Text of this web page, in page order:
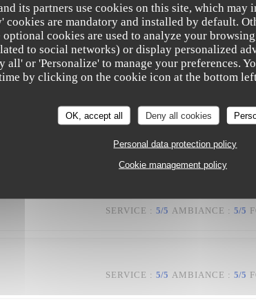
its partners use cookies on this site, which
cookies are mandatory and installed by default.
optional cookies are used to analyze your
to social networks) or display personalized
all' or 'Personalize' to manage your preferences.
by clicking on the cookie icon at the bottom
OK, accept all Deny all cookies
Personal data protection policy
Cookie management policy
chaleureux et un service parfait !
SERVICE : 5/5 AMBIANCE : 5/5
SERVICE : 5/5 AMBIANCE : 5/5
La Table des Oliviers